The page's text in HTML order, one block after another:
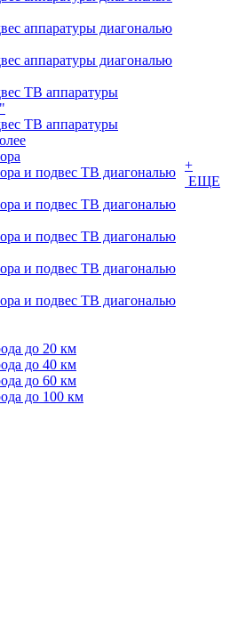
аппаратуры диагональю
аппаратуры диагональю
ТВ аппаратуры
ТВ аппаратуры
и подвес ТВ диагональю
и подвес ТВ диагональю
и подвес ТВ диагональю
и подвес ТВ диагональю
и подвес ТВ диагональю
до 20 км
до 40 км
до 60 км
до 100 км
+
ЕЩЕ